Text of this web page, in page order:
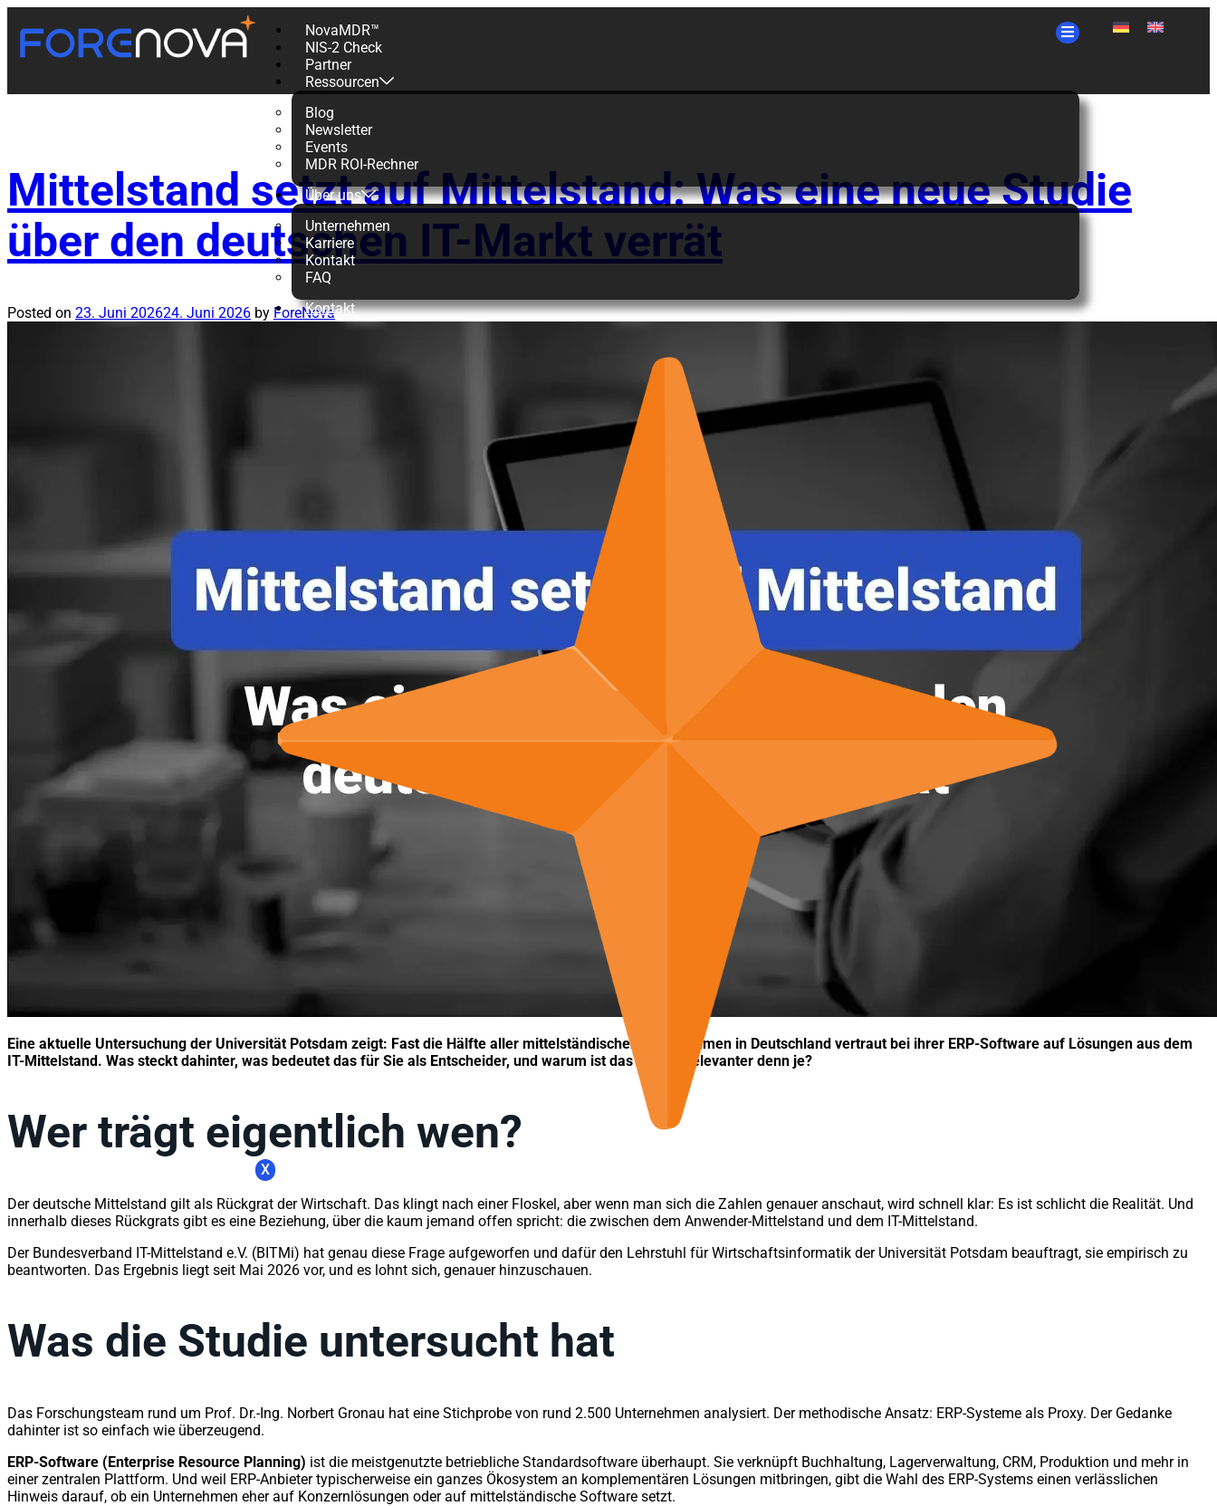
NovaMDR™
NIS-2 Check
Partner
Ressourcen
Blog
Newsletter
Events
MDR ROI-Rechner
Über uns
Unternehmen
Karriere
Kontakt
FAQ
Kontakt
X
Schlagwort:Cybersecurity
Mittelstand setzt auf Mittelstand: Was eine neue Studie
über den deutschen IT-Markt verrät
Posted on 23. Juni 202624. Juni 2026 by ForeNova
Eine aktuelle Untersuchung der Universität Potsdam zeigt: Fast die Hälfte aller mittelständischen Unternehmen in Deutschland vertraut bei ihrer ERP-Software auf Lösungen aus dem
IT-Mittelstand. Was steckt dahinter, was bedeutet das für Sie als Entscheider, und warum ist das Thema relevanter denn je?
Wer trägt eigentlich wen?
Der deutsche Mittelstand gilt als Rückgrat der Wirtschaft. Das klingt nach einer Floskel, aber wenn man sich die Zahlen genauer anschaut, wird schnell klar: Es ist schlicht die Realität. Und
innerhalb dieses Rückgrats gibt es eine Beziehung, über die kaum jemand offen spricht: die zwischen dem Anwender-Mittelstand und dem IT-Mittelstand.
Der Bundesverband IT-Mittelstand e.V. (BITMi) hat genau diese Frage aufgeworfen und dafür den Lehrstuhl für Wirtschaftsinformatik der Universität Potsdam beauftragt, sie empirisch zu
beantworten. Das Ergebnis liegt seit Mai 2026 vor, und es lohnt sich, genauer hinzuschauen.
Was die Studie untersucht hat
Das Forschungsteam rund um Prof. Dr.-Ing. Norbert Gronau hat eine Stichprobe von rund 2.500 Unternehmen analysiert. Der methodische Ansatz: ERP-Systeme als Proxy. Der Gedanke
dahinter ist so einfach wie überzeugend.
ERP-Software (Enterprise Resource Planning) ist die meistgenutzte betriebliche Standardsoftware überhaupt. Sie verknüpft Buchhaltung, Lagerverwaltung, CRM, Produktion und mehr in
einer zentralen Plattform. Und weil ERP-Anbieter typischerweise ein ganzes Ökosystem an komplementären Lösungen mitbringen, gibt die Wahl des ERP-Systems einen verlässlichen
Hinweis darauf, ob ein Unternehmen eher auf Konzernlösungen oder auf mittelständische Software setzt.